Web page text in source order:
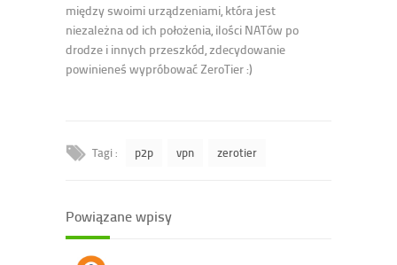
między swoimi urządzeniami, która jest
niezależna od ich położenia, ilości NATów po
drodze i innych przeszkód, zdecydowanie
powinieneś wypróbować ZeroTier :)
Tagi : p2p vpn zerotier
Powiązane wpisy